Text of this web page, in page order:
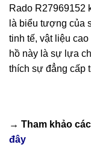
Rado R27969152
là biểu tượng của
tinh tế, vật liệu
hồ này là sự lựa
thích sự đẳng cấp
→ Tham khảo
đây